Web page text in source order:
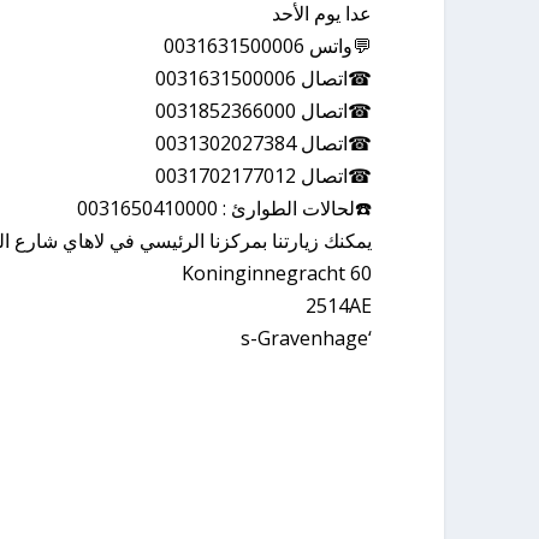
عدا يوم الأحد
💬واتس 0031631500006
☎اتصال 0031631500006
☎اتصال 0031852366000
☎اتصال 0031302027384
☎اتصال 0031702177012
☎️لحالات الطوارئ : 0031650410000
يمكنك زيارتنا بمركزنا الرئيسي في لاهاي شارع
Koninginnegracht 60
2514AE
‘s-Gravenhage